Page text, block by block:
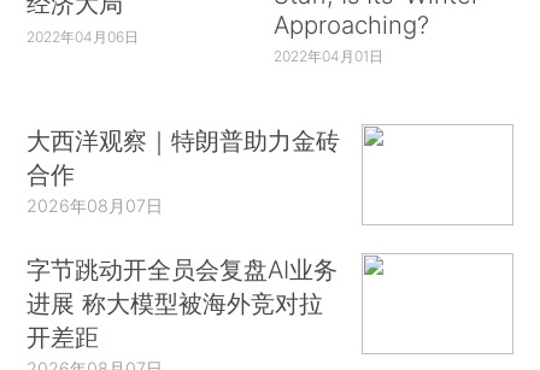
2022年04月06日
Approaching?
2022年04月01日
大西洋观察｜特朗普助力金砖
合作
2026年08月07日
字节跳动开全员会复盘AI业务
进展 称大模型被海外竞对拉
开差距